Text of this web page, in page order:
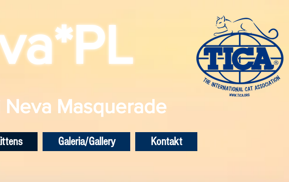
Masquerade
Galeria/Gallery Kontakt